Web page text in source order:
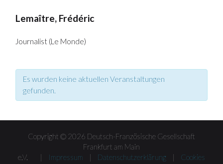
Lemaître, Frédéric
Journalist (Le Monde)
Es wurden keine aktuellen Veranstaltungen
gefunden.
Copyright © 2026 Deutsch-Französische Gesellschaft
Frankfurt am Main
e.V. |
Impressum | Datenschutzerklärung | Cookies